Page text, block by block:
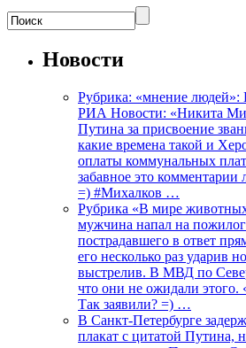
Новости
Рубрика: «мнение людей»:
РИА Новости: «Никита
Путина за присвоение
какие времена такой и
оплаты коммунальных
забавное это
=) #Михалков …
Рубрика «В мире
мужчина напал на
пострадавшего в ответ
его несколько раз ударив
выстрелив. В МВД по
что они не ожидали
Так заявили? =) …
В Санкт-Петербурге
плакат с цитатой Путина,